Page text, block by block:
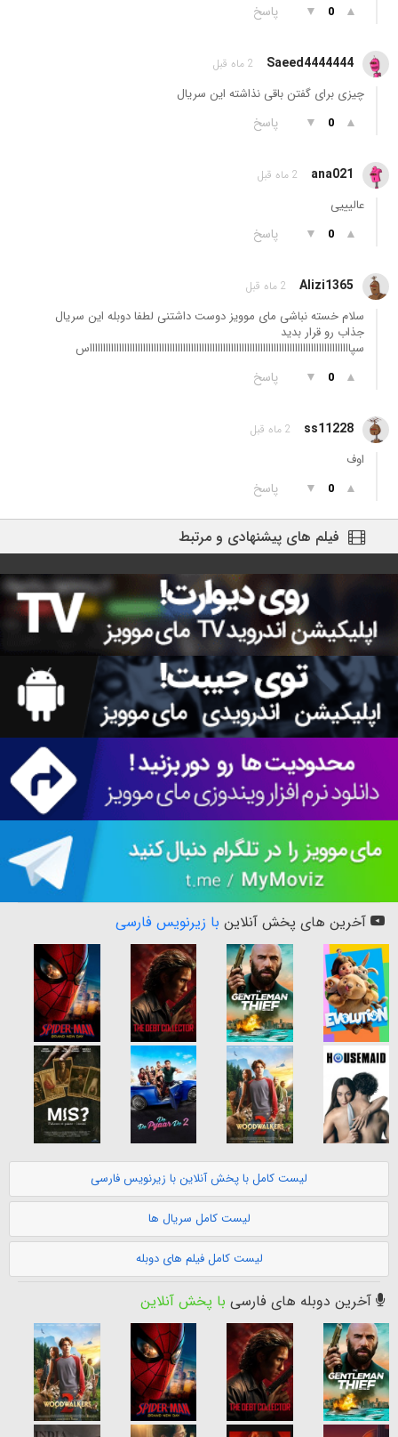
▲
0
▼ پاسخ
Saeed4444444 2 ماه قبل
چیزی برای گفتن باقی نذاشته این سریال
▲
0
▼ پاسخ
ana021 2 ماه قبل
عالیییی
▲
0
▼ پاسخ
Alizi1365 2 ماه قبل
سلام خسته نباشی مای موویز دوست داشتنی لطفا دوبله این سریال
جذاب رو قرار بدید
سپااااااااااااااااااااااااااااااااااااااااااااااااااااااااااااااااااااااااااااااااااااااااااااااااااس
▲
0
▼ پاسخ
ss11228 2 ماه قبل
اوف
▲
0
▼ پاسخ
فیلم های پیشنهادی و مرتبط
آخرین های پخش آنلاین با زیرنویس فارسی
لیست کامل با پخش آنلاین با زیرنویس فارسی
لیست کامل سریال ها
لیست کامل فیلم های دوبله
آخرین دوبله های فارسی با پخش آنلاین